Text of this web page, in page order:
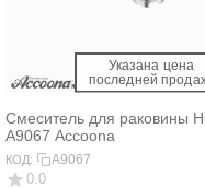
Указана цена
последней
Смеситель для раковины
A9067 Accoona
КОД: A9067
0.0